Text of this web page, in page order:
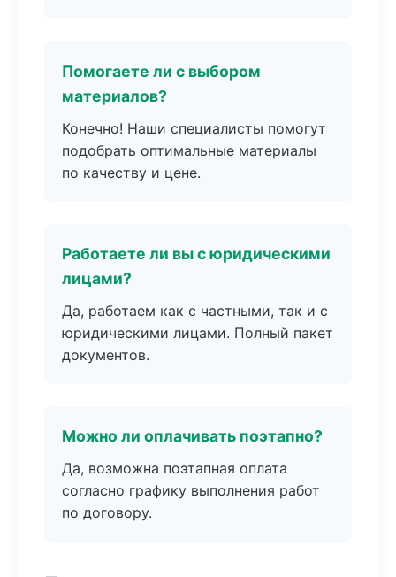
Помогаете ли с выбором
материалов?
Конечно! Наши специалисты помогут
подобрать оптимальные материалы
по качеству и цене.
Работаете ли вы с юридическими
лицами?
Да, работаем как с частными, так и с
юридическими лицами. Полный пакет
документов.
Можно ли оплачивать поэтапно?
Да, возможна поэтапная оплата
согласно графику выполнения работ
по договору.